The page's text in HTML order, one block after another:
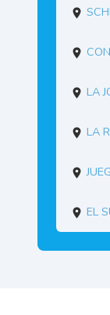
La
La
El